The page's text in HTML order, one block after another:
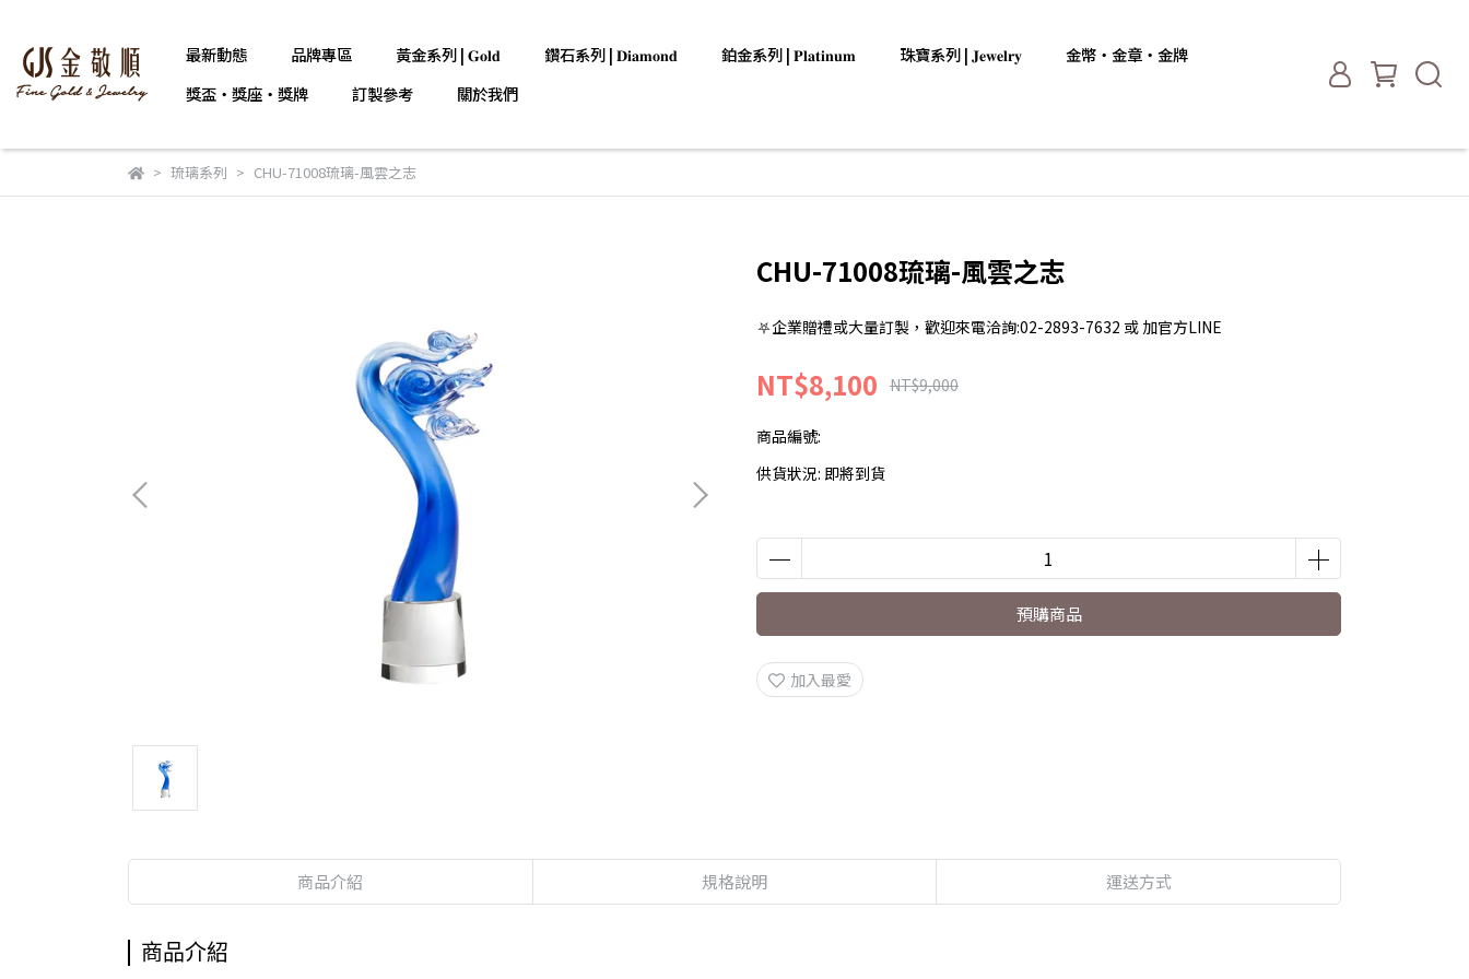
最新動態 品牌專區 黃金系列 | 𝐆𝐨𝐥𝐝 鑽石系列 | 𝐃𝐢𝐚𝐦𝐨𝐧𝐝 鉑金系列 | 𝐏𝐥𝐚𝐭𝐢𝐧𝐮𝐦 珠寶系列 | 𝐉𝐞𝐰𝐞𝐥𝐫𝐲
金幣・金章・金牌
獎盃・獎座・獎牌
訂製參考 關於我們
琉璃系列 CHU-71008琉璃-風雲之志
CHU-71008琉璃-風雲之志
⛧企業贈禮或大量訂製，歡迎來電洽詢:02-2893-7632 或 加官方LINE
NT$8,100 NT$9,000
商品編號:
供貨狀況: 即將到貨
預購商品
加入最愛
商品介紹 規格說明 運送方式
商品介紹